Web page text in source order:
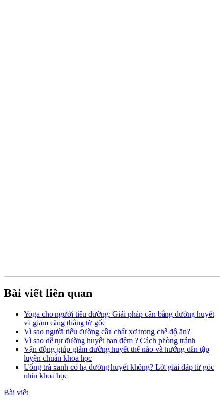
Bài viết liên quan
Yoga cho người tiểu đường: Giải pháp cân bằng đường huyết
và giảm căng thẳng từ gốc
Vì sao người tiểu đường cần chất xơ trong chế độ ăn?
Vì sao dễ tụt đường huyết ban đêm ? Cách phòng tránh
Vận động giúp giảm đường huyết thế nào và hướng dẫn tập
luyện chuẩn khoa học
Uống trà xanh có hạ đường huyết không? Lời giải đáp từ góc
nhìn khoa học
Bài viết